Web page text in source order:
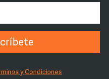
y Condiciones